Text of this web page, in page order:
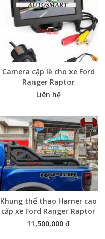
Camera cập lề cho xe Ford
Ranger Raptor
Liên hệ
Khung thể thao Hamer cao
cấp xe Ford Ranger Raptor
11,500,000 đ